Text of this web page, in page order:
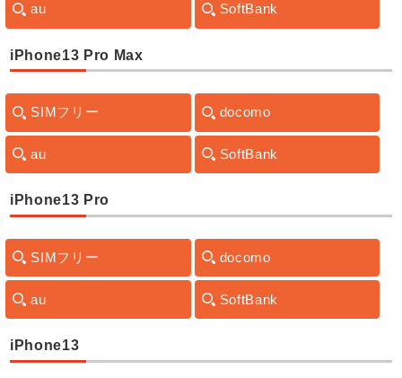
au SoftBank
iPhone13 Pro Max
SIMフリー docomo
au SoftBank
iPhone13 Pro
SIMフリー docomo
au SoftBank
iPhone13